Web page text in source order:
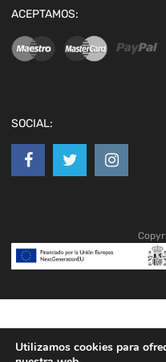
ACEPTAMOS:
SOCIAL:
Utilizamos cookies para